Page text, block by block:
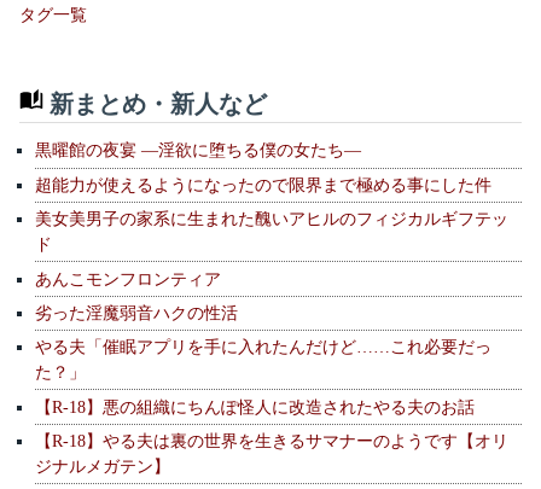
タグ一覧
新まとめ・新人など
黒曜館の夜宴 —淫欲に堕ちる僕の女たち—
超能力が使えるようになったので限界まで極める事にした件
美女美男子の家系に生まれた醜いアヒルのフィジカルギフテッ
ド
あんこモンフロンティア
劣った淫魔弱音ハクの性活
やる夫「催眠アプリを手に入れたんだけど……これ必要だっ
た？」
【R-18】悪の組織にちんぽ怪人に改造されたやる夫のお話
【R-18】やる夫は裏の世界を生きるサマナーのようです【オリ
ジナルメガテン】